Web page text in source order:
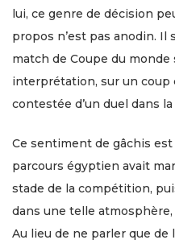
lui, ce genre de décision
propos n’est pas anodin. Il
match de Coupe du
interprétation, sur un coup
contestée d’un duel dans
Ce sentiment de gâchis
parcours égyptien avait
stade de la compétition,
dans une telle
Au lieu de ne parler que de